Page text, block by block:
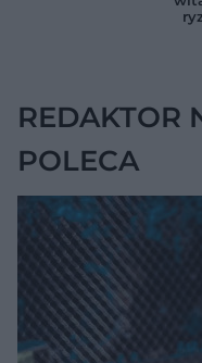
REDAKTOR
POLECA